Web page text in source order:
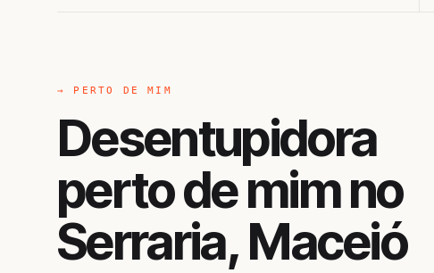
→ PERTO DE MIM
Desentupidora
perto de mim no
Serraria, Maceió